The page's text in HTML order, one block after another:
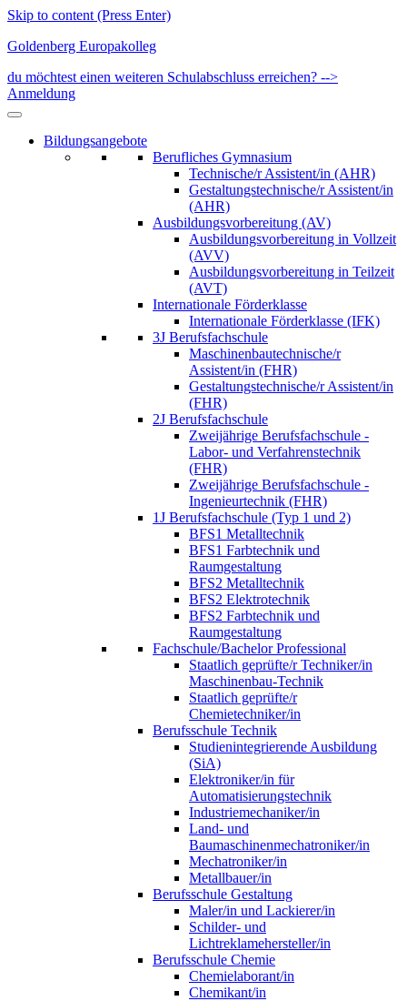
Skip to content (Press Enter)
Goldenberg Europakolleg
du möchtest einen weiteren Schulabschluss erreichen? -->
Anmeldung
Bildungsangebote
Berufliches Gymnasium
Technische/r Assistent/in (AHR)
Gestaltungstechnische/r Assistent/in
(AHR)
Ausbildungsvorbereitung (AV)
Ausbildungsvorbereitung in Vollzeit
(AVV)
Ausbildungsvorbereitung in Teilzeit
(AVT)
Internationale Förderklasse
Internationale Förderklasse (IFK)
3J Berufsfachschule
Maschinenbautechnische/r
Assistent/in (FHR)
Gestaltungstechnische/r Assistent/in
(FHR)
2J Berufsfachschule
Zweijährige Berufsfachschule -
Labor- und Verfahrenstechnik
(FHR)
Zweijährige Berufsfachschule -
Ingenieurtechnik (FHR)
1J Berufsfachschule (Typ 1 und 2)
BFS1 Metalltechnik
BFS1 Farbtechnik und
Raumgestaltung
BFS2 Metalltechnik
BFS2 Elektrotechnik
BFS2 Farbtechnik und
Raumgestaltung
Fachschule/Bachelor Professional
Staatlich geprüfte/r Techniker/in
Maschinenbau-Technik
Staatlich geprüfte/r
Chemietechniker/in
Berufsschule Technik
Studienintegrierende Ausbildung
(SiA)
Elektroniker/in für
Automatisierungstechnik
Industriemechaniker/in
Land- und
Baumaschinenmechatroniker/in
Mechatroniker/in
Metallbauer/in
Berufsschule Gestaltung
Maler/in und Lackierer/in
Schilder- und
Lichtreklamehersteller/in
Berufsschule Chemie
Chemielaborant/in
Chemikant/in